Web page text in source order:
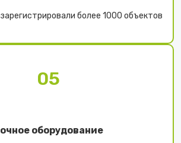
более 1000 объектов
05
оборудование